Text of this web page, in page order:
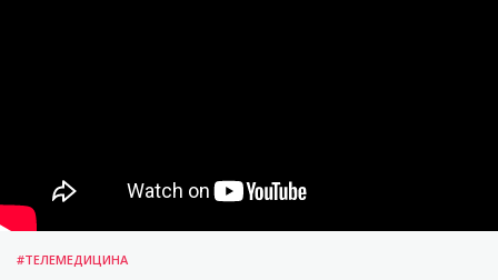
#ТЕЛЕМЕДИЦИНА